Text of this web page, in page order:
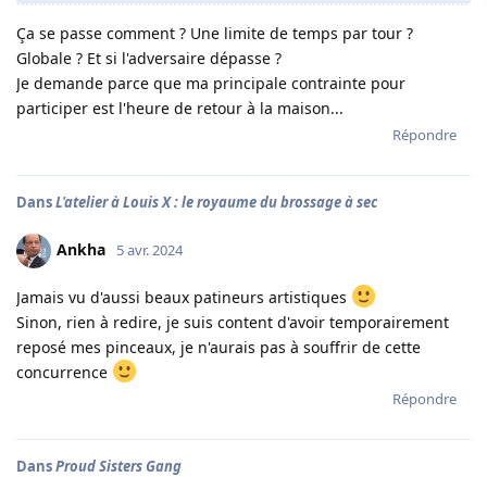
Ça se passe comment ? Une limite de temps par tour ?
Globale ? Et si l'adversaire dépasse ?
Je demande parce que ma principale contrainte pour
participer est l'heure de retour à la maison...
Répondre
DansL'atelier à Louis X : le royaume du brossage à sec
Ankha 5 avr. 2024
Jamais vu d'aussi beaux patineurs artistiques
Sinon, rien à redire, je suis content d'avoir temporairement
reposé mes pinceaux, je n'aurais pas à souffrir de cette
concurrence
Répondre
DansProud Sisters Gang